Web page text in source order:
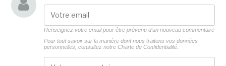
Renseignez votre email pour être prévenu d'un nouveau commentaire
Pour tout savoir sur la manière dont nous traitons vos données
personnelles, consultez notre Charte de Confidentialité.